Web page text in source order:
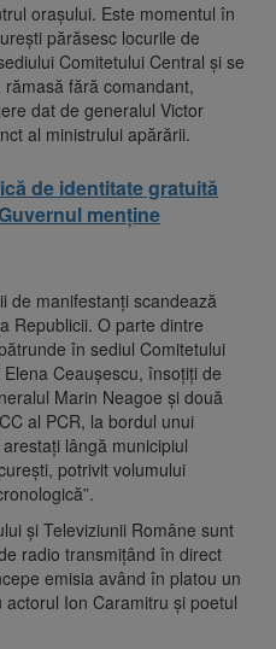
oraşului. Este momentul în
părăsesc locurile de
Comitetului Central şi se
fără comandant,
dat de generalul Victor
al ministrului apărării.
de identitate gratuită
menține
de manifestanţi scandează
Republicii. O parte dintre
în sediul Comitetului
Ceauşescu, însoţiţi de
Marin Neagoe şi două
al PCR, la bordul unui
lângă municipiul
potrivit volumului
şi Televiziunii Române sunt
radio transmiţând în direct
emisia având în platou un
Ion Caramitru şi poetul